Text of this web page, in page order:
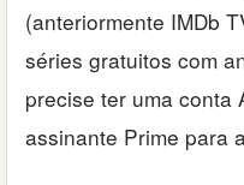
(anteriormente IMDb
séries gratuitos com
precise ter uma conta
assinante Prime para